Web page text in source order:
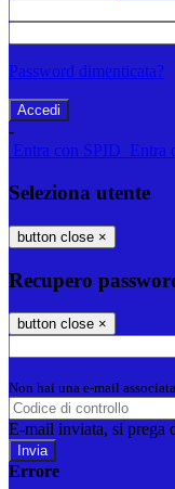
Password dimenticata?
-
Entra con SPID
Entra
Seleziona utente
button close ×
Recupero
button close ×
Non hai una e-mail
E-mail inviata, si prega
Errore